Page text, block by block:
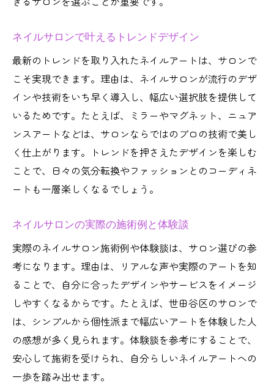
ネイルサロンで叶えるトレンドデザイン
最新のトレンドを取り入れたネイルアートは、サロンで
こそ実現できます。理由は、ネイルサロンが流行のデザ
インや技術をいち早く導入し、幅広い選択肢を提供して
いるためです。たとえば、ミラーやマグネット、ニュア
ンスアートなどは、サロンならではのプロの技術で美し
く仕上がります。トレンドを押さえたデザインを楽しむ
ことで、日々の気分転換やファッションとのコーディネ
ートも一層楽しくなるでしょう。
ネイルサロンの実際の施術例と体験談
実際のネイルサロン施術例や体験談は、サロン選びの参
考になります。理由は、リアルな声や実際のアートを知
ることで、自分に合ったデザインやサービスをイメージ
しやすくなるからです。たとえば、世田谷区のサロンで
は、シンプルから個性派まで幅広いアートを体験した人
の感想が多く見られます。体験談を参考にすることで、
安心して施術を受けられ、自分らしいネイルアートへの
一歩を踏み出せます。